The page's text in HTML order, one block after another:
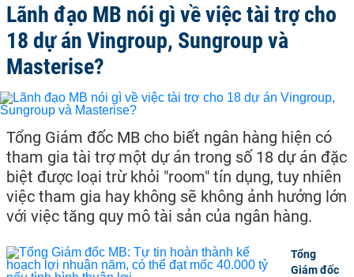
Lãnh đạo MB nói gì về việc tài trợ cho
18 dự án Vingroup, Sungroup và
Masterise?
Tổng Giám đốc MB cho biết ngân hàng hiện có
tham gia tài trợ một dự án trong số 18 dự án đặc
biệt được loại trừ khỏi "room" tín dụng, tuy nhiên
việc tham gia hay không sẽ không ảnh hưởng lớn
với việc tăng quy mô tài sản của ngân hàng.
Tổng
Giám đốc